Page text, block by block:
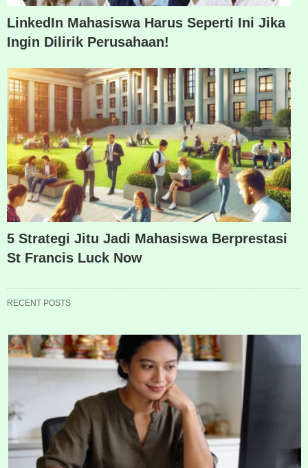
LinkedIn Mahasiswa Harus Seperti Ini Jika
Ingin Dilirik Perusahaan!
5 Strategi Jitu Jadi Mahasiswa Berprestasi
St Francis Luck Now
RECENT POSTS